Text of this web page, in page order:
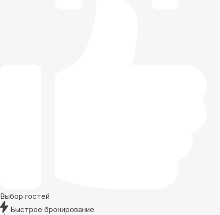
Выбор гостей
Быстрое бронирование